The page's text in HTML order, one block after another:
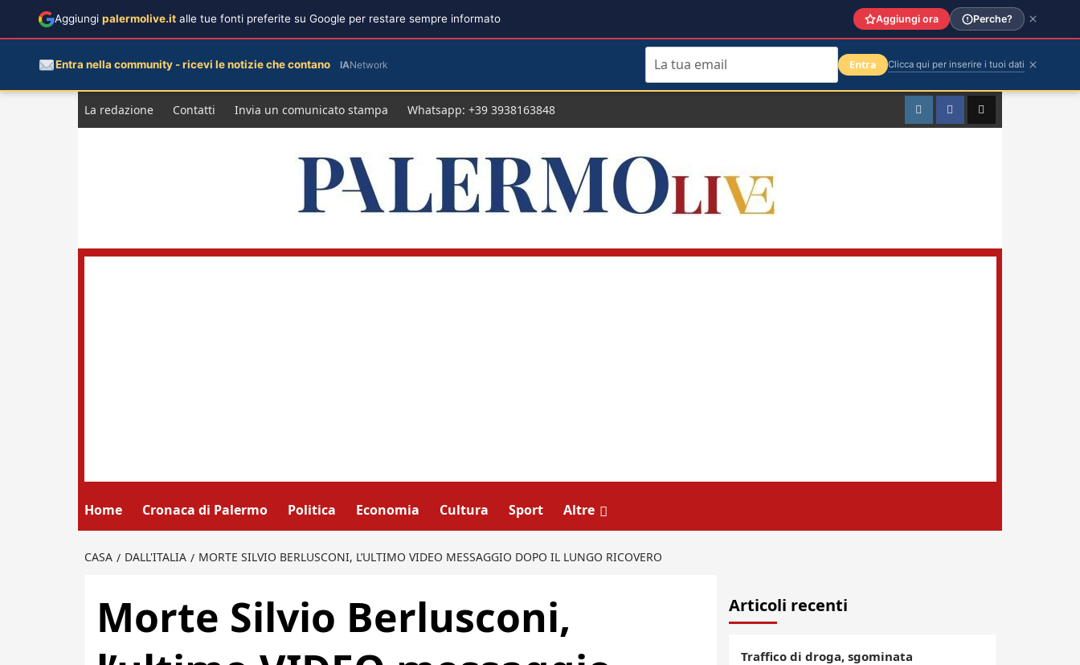
La redazione Contatti Invia un comunicato stampa Whatsapp: +39 3938163848 InstagramFacebookTikTok
Home Cronaca di Palermo Politica Economia Cultura Sport Altre
CASA DALL'ITALIA MORTE SILVIO BERLUSCONI, L’ULTIMO VIDEO MESSAGGIO DOPO IL LUNGO RICOVERO
Morte Silvio Berlusconi,
Articoli recenti
Traffico di droga, sgominata
Aggiungi palermolive.it alle tue fonti preferite su Google per restare sempre informato Aggiungi ora Perche?
Entra nella community - ricevi le notizie che contano IANetwork Entra Clicca qui per inserire i tuoi dati